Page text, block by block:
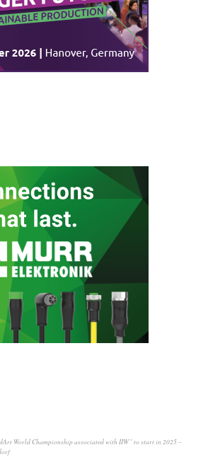
World Championship associated with IIW” to start in 2025 –